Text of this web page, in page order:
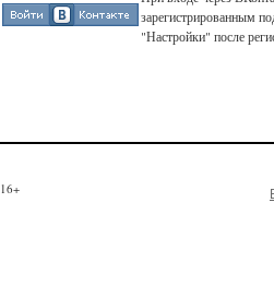
зарегистрированным
"Настройки" после
16+